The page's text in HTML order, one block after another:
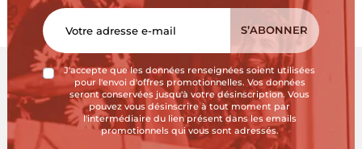
J'accepte que les données renseignées soient utilisées
pour l'envoi d'offres promotionnelles. Vos données
seront conservées jusqu'à votre désinscription. Vous
pouvez vous désinscrire à tout moment par
l'intermédiaire du lien présent dans les emails
promotionnels qui vous sont adressés.